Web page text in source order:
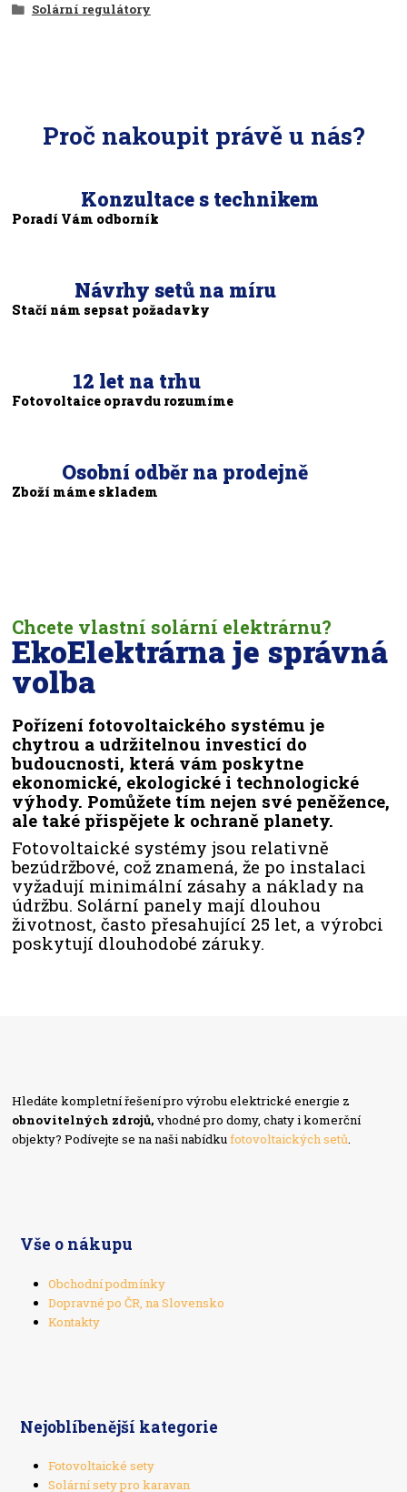
Solární regulátory
Proč nakoupit právě u nás?
Konzultace s technikem
Poradí Vám odborník
Návrhy setů na míru
Stačí nám sepsat požadavky
12 let na trhu
Fotovoltaice opravdu rozumíme
Osobní odběr na prodejně
Zboží máme skladem
Chcete vlastní solární elektrárnu?
EkoElektrárna je správná
volba
Pořízení fotovoltaického systému je
chytrou a udržitelnou investicí do
budoucnosti, která vám poskytne
ekonomické, ekologické i technologické
výhody. Pomůžete tím nejen své peněžence,
ale také přispějete k ochraně planety.
Fotovoltaické systémy jsou relativně
bezúdržbové, což znamená, že po instalaci
vyžadují minimální zásahy a náklady na
údržbu. Solární panely mají dlouhou
životnost, často přesahující 25 let, a výrobci
poskytují dlouhodobé záruky.
Hledáte kompletní řešení pro výrobu elektrické energie z
obnovitelných zdrojů, vhodné pro domy, chaty i komerční
objekty? Podívejte se na naši nabídkufotovoltaických setů.
Vše o nákupu
Obchodní podmínky
Dopravné po ČR, na Slovensko
Kontakty
Nejoblíbenější kategorie
Fotovoltaické sety
Solární sety pro karavan